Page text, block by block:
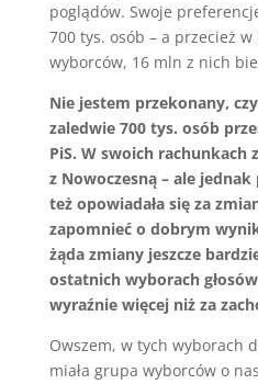
poglądów. Swoje
700 tys. osób – a przecież
wyborców, 16 mln z nich
Nie jestem przekonany,
zaledwie 700 tys. osób
PiS. W swoich rachunkach
z Nowoczesną – ale
też opowiadała się za
zapomnieć o dobrym
żąda zmiany jeszcze
ostatnich wyborach
wyraźnie więcej niż za
Owszem, w tych wyborach
miała grupa wyborców o